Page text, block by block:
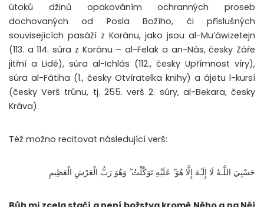
útoků džinů opakováním ochranných proseb
dochovaných od Posla Božího, či příslušných
souvisejících pasáží z Koránu, jako jsou al-Mu’áwizetejn
(113. a 114. súra z Koránu – al-Felak a an-Nás, česky Záře
jitřní a Lidé), súra al-Ichlás (112., česky Upřímnost víry),
súra al-Fátiha (1., česky Otvíratelka knihy) a ájetu l-kursí
(česky Verš trůnu, tj. 255. verš 2. súry, al-Bekara, česky
Kráva).
Též možno recitovat následující verš:
حَسْبِيَ اللَّـهُ لَا إِلَـٰهَ إِلَّا هُوَ ۖ عَلَيْهِ تَوَكَّلْتُ ۖ وَهُوَ رَبُّ الْعَرْشِ الْعَظِيمِ